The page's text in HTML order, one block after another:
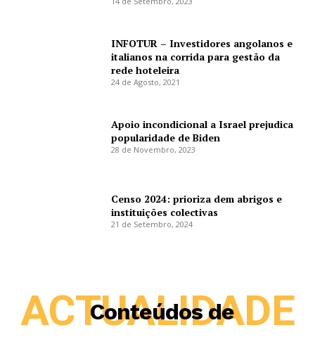
INFOTUR – Investidores angolanos e
italianos na corrida para gestão da
rede hoteleira
24 de Agosto, 2021
Apoio incondicional a Israel prejudica
popularidade de Biden
28 de Novembro, 2023
Censo 2024: prioriza dem abrigos e
instituições colectivas
21 de Setembro, 2024
Conteúdos de
ACTUALIDADE